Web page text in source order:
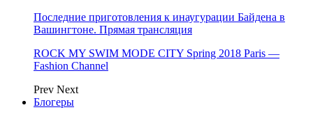
Последние приготовления к инаугурации Байдена в
Вашингтоне. Прямая трансляция
ROCK MY SWIM MODE CITY Spring 2018 Paris —
Fashion Channel
Prev Next
Блогеры